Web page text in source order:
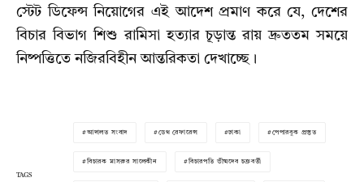
স্টেট ডিফেন্স নিয়োগের এই আদেশ প্রমাণ করে যে, দেশের
বিচার বিভাগ শিশু রামিসা হত্যার চূড়ান্ত রায় দ্রুততম সময়ে
নিষ্পত্তিতে নজিরবিহীন আন্তরিকতা দেখাচ্ছে।
TAGS
আদালত সংবাদ ডেথ রেফারেন্স ঢাকা পেপারবুক প্রস্তুত
বিচারক মাসরুর সালেকীন বিচারপতি ভীষ্মদেব চক্রবর্তী